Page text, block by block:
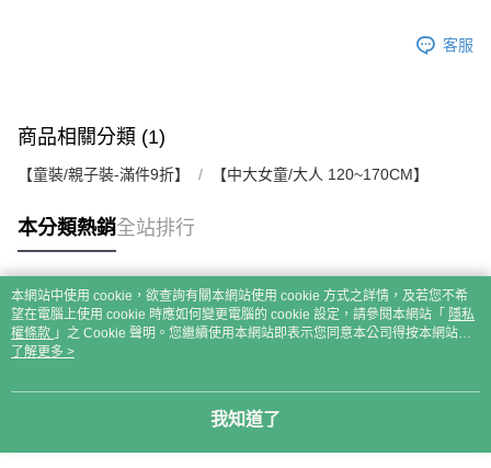
客服
商品相關分類 (1)
【童裝/親子裝-滿件9折】 【中大女童/大人 120~170CM】
本分類熱銷全站排行
熱門標籤
本網站中使用 cookie，欲查詢有關本網站使用 cookie 方式之詳情，及若您不希
望在電腦上使用 cookie 時應如何變更電腦的 cookie 設定，請參閱本網站「 隱私
權條款 」之 Cookie 聲明。您繼續使用本網站即表示您同意本公司得按本網站使
用條款之 Cookie 聲明使用 cookie。
了解更多 >
我知道了